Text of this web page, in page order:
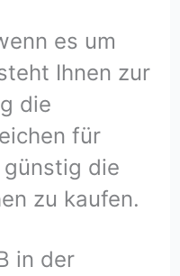
es um
Ihnen zur
die
für
die
zu kaufen.
in der